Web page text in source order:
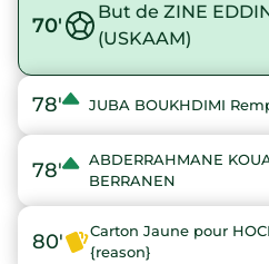
70'
But de ZINE
(USKAAM)
78' JUBA BOUKHDIMI
78'
ABDERRAHMANE
BERRANEN
80'
Carton Jaune pour
{reason}